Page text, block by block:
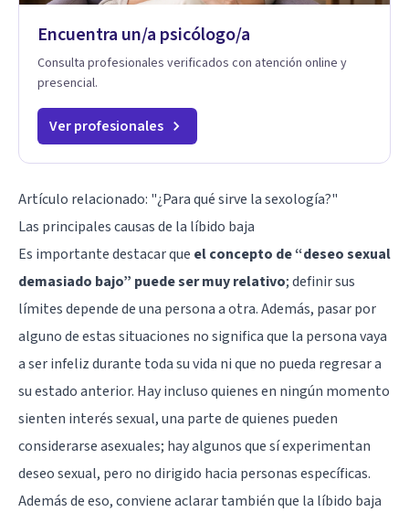
Encuentra un/a psicólogo/a
Consulta profesionales verificados con atención online y
presencial.
Ver profesionales
Artículo relacionado: "¿Para qué sirve la sexología?"
Las principales causas de la líbido baja
Es importante destacar que el concepto de “deseo sexual
demasiado bajo” puede ser muy relativo; definir sus
límites depende de una persona a otra. Además, pasar por
alguno de estas situaciones no significa que la persona vaya
a ser infeliz durante toda su vida ni que no pueda regresar a
su estado anterior. Hay incluso quienes en ningún momento
sienten interés sexual, una parte de quienes pueden
considerarse asexuales; hay algunos que sí experimentan
deseo sexual, pero no dirigido hacia personas específicas.
Además de eso, conviene aclarar también que la líbido baja